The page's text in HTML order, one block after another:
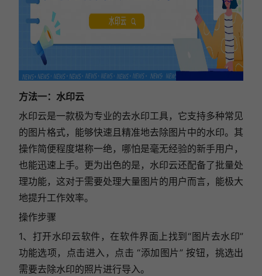
方法一：水印云
水印云是一款极为专业的去水印工具，它支持多种常见
的图片格式，能够快速且精准地去除图片中的水印。其
操作简便程度堪称一绝，哪怕是毫无经验的新手用户，
也能迅速上手。更为出色的是，水印云还配备了批量处
理功能，这对于需要处理大量图片的用户而言，能极大
地提升工作效率。
操作步骤
1、打开水印云软件，在软件界面上找到“图片去水印”
功能选项，点击进入， 点击 “添加图片” 按钮，挑选出
需要去除水印的照片进行导入。